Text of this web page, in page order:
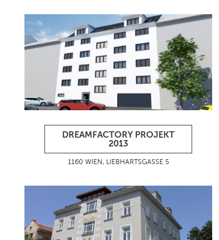
DREAMFACTORY PROJEKT
2013
1160 WIEN, LIEBHARTSGASSE 5